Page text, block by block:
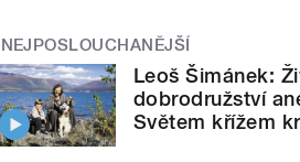
NEJPOSLOUCHANĚJŠÍ
Leoš Šimánek:
dobrodružství
Světem křížem